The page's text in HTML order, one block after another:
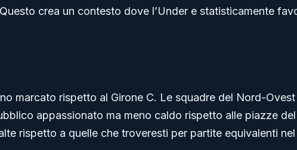
crea un contesto dove l’Under e statisticamente
marcato rispetto al Girone C. Le squadre del Nord-
appassionato ma meno caldo rispetto alle piazze
rispetto a quelle che troveresti per partite equivalenti nel